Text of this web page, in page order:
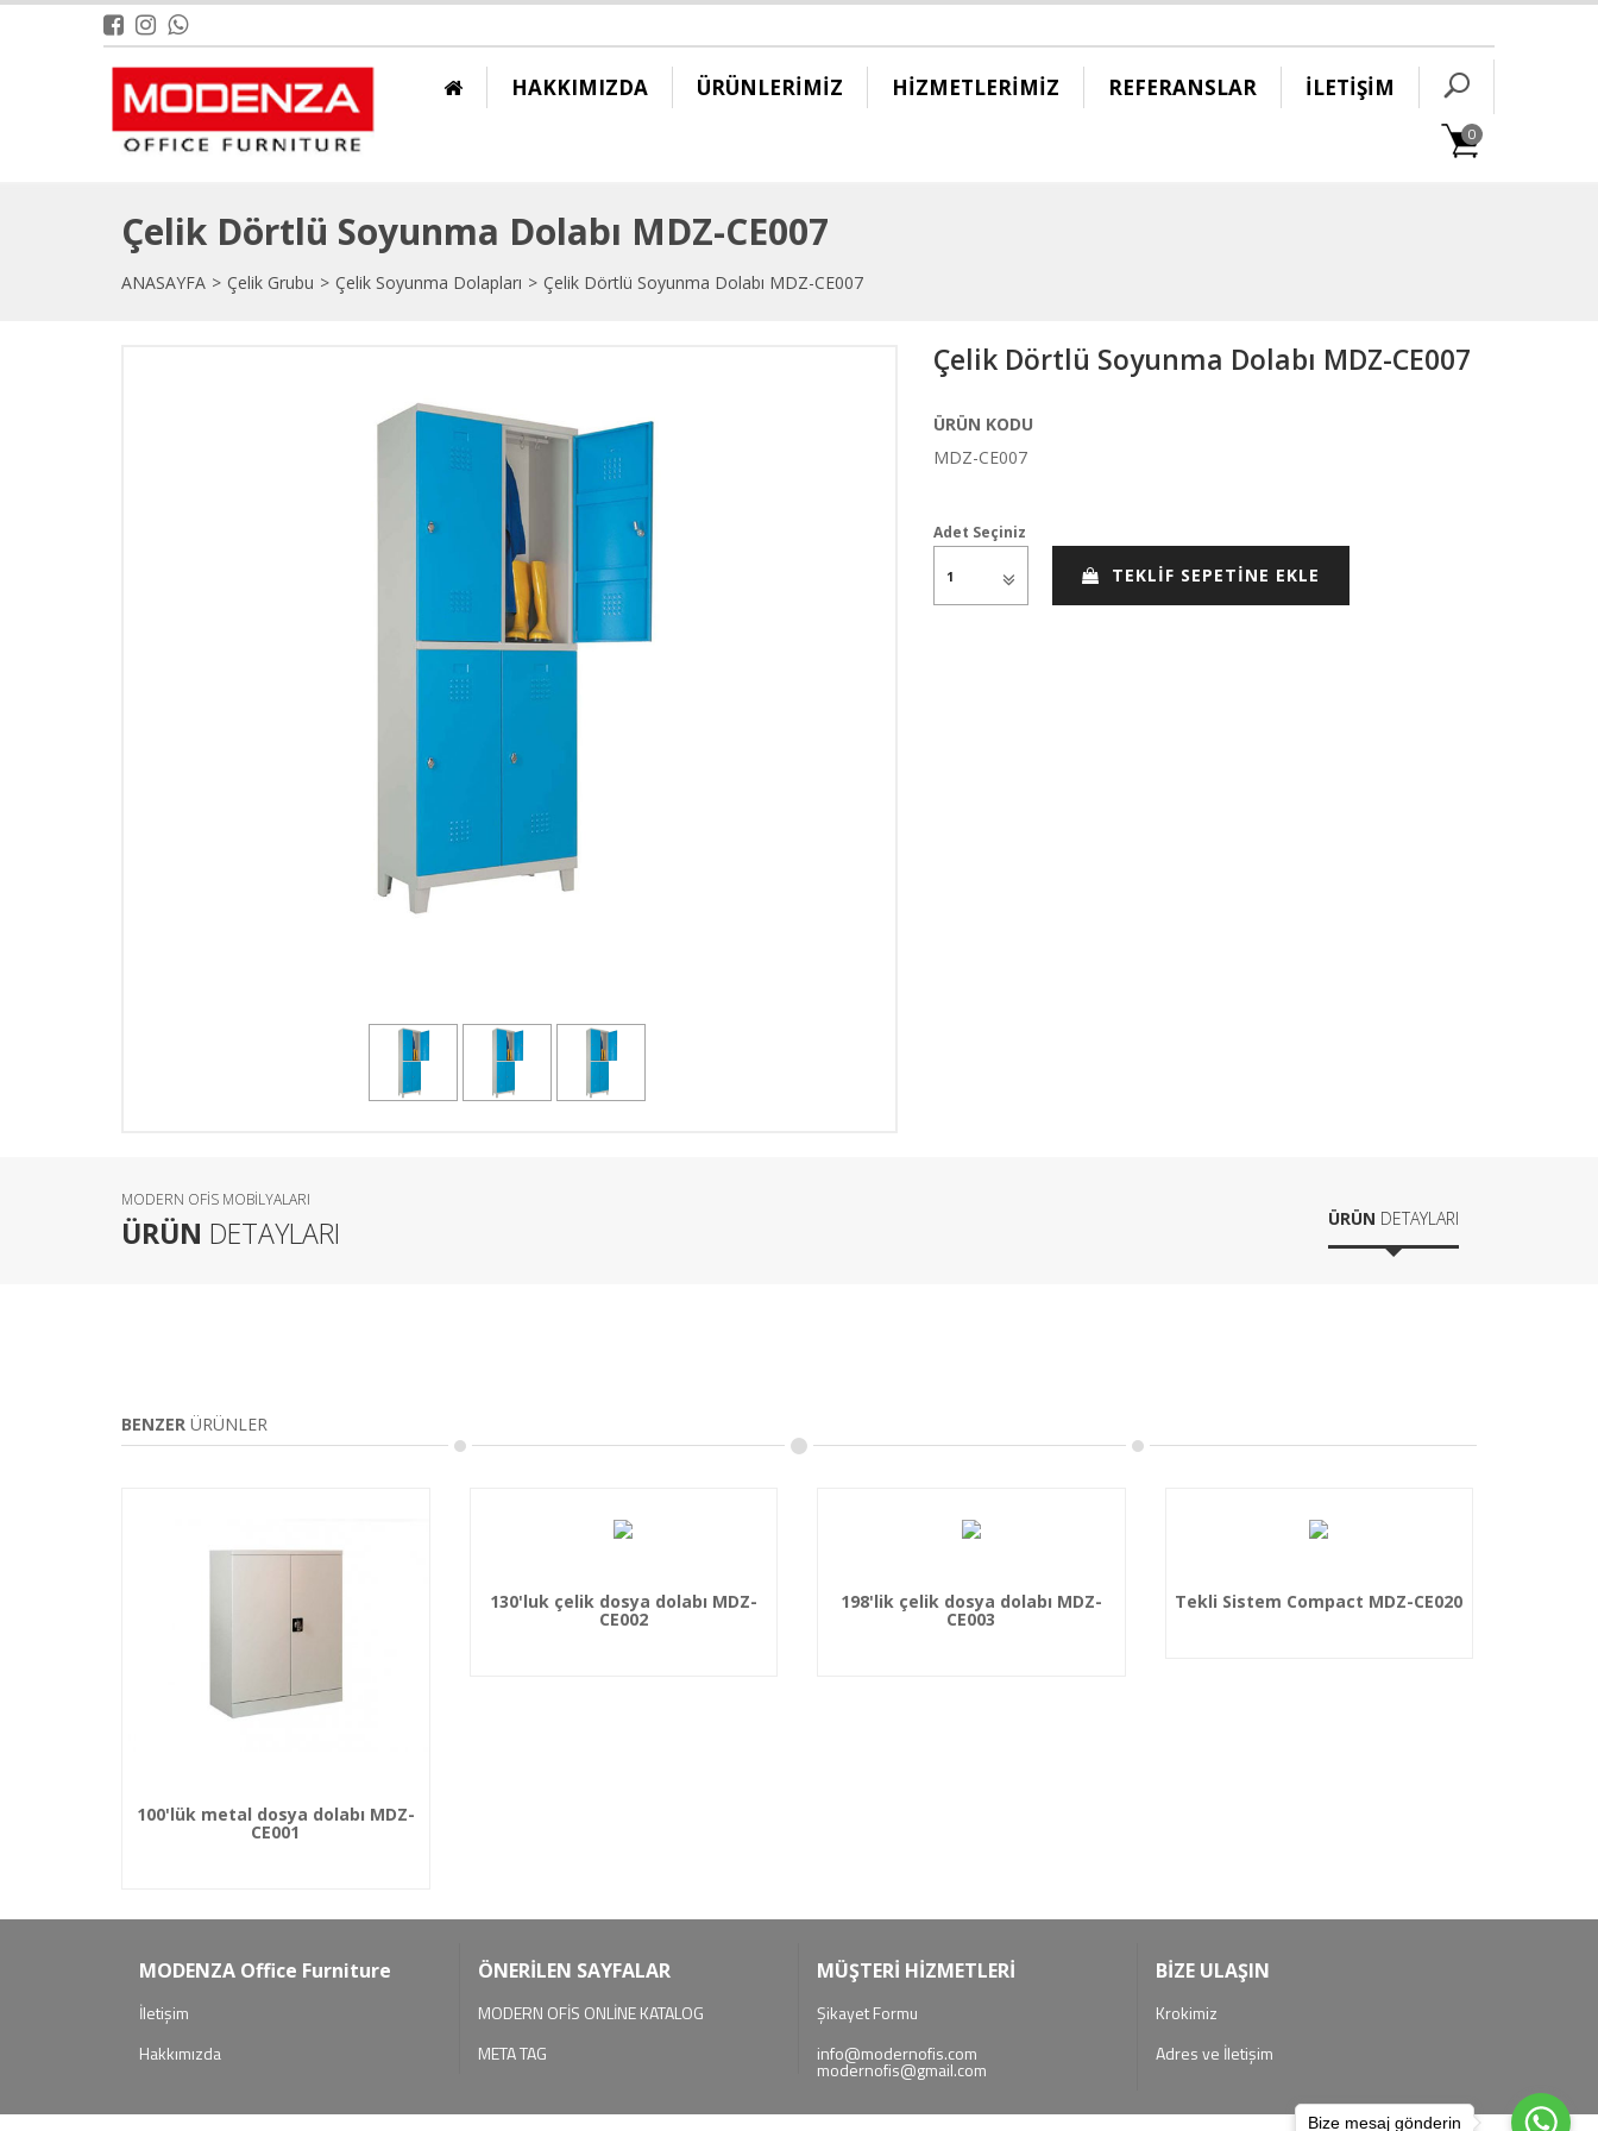
HAKKIMIZDA ÜRÜNLERİMİZ HİZMETLERİMİZ REFERANSLAR İLETİŞİM
0
Çelik Dörtlü Soyunma Dolabı MDZ-CE007
ANASAYFA Çelik Grubu Çelik Soyunma Dolapları Çelik Dörtlü Soyunma Dolabı MDZ-CE007
Çelik Dörtlü Soyunma Dolabı MDZ-CE007
ÜRÜN KODU
MDZ-CE007
Adet Seçiniz
TEKLİF SEPETİNE EKLE
MODERN OFİS MOBİLYALARI
ÜRÜN DETAYLARI ÜRÜN DETAYLARI
BENZER ÜRÜNLER
100'lük metal dosya dolabı MDZ-
CE001
130'luk çelik dosya dolabı MDZ-
CE002
198'lik çelik dosya dolabı MDZ-
CE003
Tekli Sistem Compact MDZ-CE020
MODENZA Office Furniture
İletişim
Hakkımızda
ÖNERİLEN SAYFALAR
MODERN OFİS ONLİNE KATALOG
META TAG
MÜŞTERİ HİZMETLERİ
Şikayet Formu
info@modernofis.com
modernofis@gmail.com
BİZE ULAŞIN
Krokimiz
Adres ve İletişim
Bize mesaj gönderin